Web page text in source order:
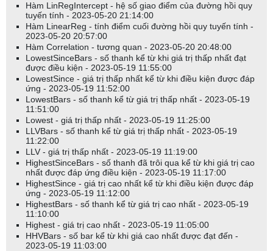
Hàm LinRegIntercept - hệ số giao điểm của đường hồi quy
tuyến tính - 2023-05-20 21:14:00
Hàm LinearReg - tính điểm cuối đường hồi quy tuyến tính -
2023-05-20 20:57:00
Hàm Correlation - tương quan - 2023-05-20 20:48:00
LowestSinceBars - số thanh kể từ khi giá trị thấp nhất đạt
được điều kiện - 2023-05-19 11:55:00
LowestSince - giá trị thấp nhất kể từ khi điều kiện được đáp
ứng - 2023-05-19 11:52:00
LowestBars - số thanh kể từ giá trị thấp nhất - 2023-05-19
11:51:00
Lowest - giá trị thấp nhất - 2023-05-19 11:25:00
LLVBars - số thanh kể từ giá trị thấp nhất - 2023-05-19
11:22:00
LLV - giá trị thấp nhất - 2023-05-19 11:19:00
HighestSinceBars - số thanh đã trôi qua kể từ khi giá trị cao
nhất được đáp ứng điều kiện - 2023-05-19 11:17:00
HighestSince - giá trị cao nhất kể từ khi điều kiện được đáp
ứng - 2023-05-19 11:12:00
HighestBars - số thanh kể từ giá trị cao nhất - 2023-05-19
11:10:00
Highest - giá trị cao nhất - 2023-05-19 11:05:00
HHVBars - số bar kể từ khi giá cao nhất được đạt đến -
2023-05-19 11:03:00